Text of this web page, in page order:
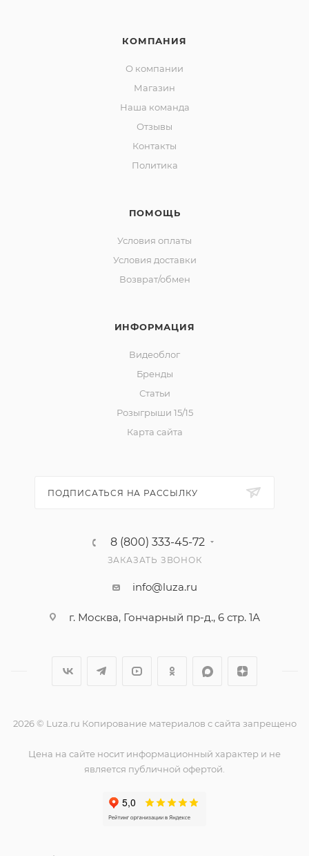
КОМПАНИЯ
О компании
Магазин
Наша команда
Отзывы
Контакты
Политика
ПОМОЩЬ
Условия оплаты
Условия доставки
Возврат/обмен
ИНФОРМАЦИЯ
Видеоблог
Бренды
Статьи
Розыгрыши 15/15
Карта сайта
ПОДПИСАТЬСЯ НА РАССЫЛКУ
8 (800) 333-45-72
ЗАКАЗАТЬ ЗВОНОК
info@luza.ru
г. Москва, Гончарный пр-д., 6 стр. 1А
2026 © Luza.ru Копирование материалов с сайта запрещено
Цена на сайте носит информационный характер и не
является публичной офертой.